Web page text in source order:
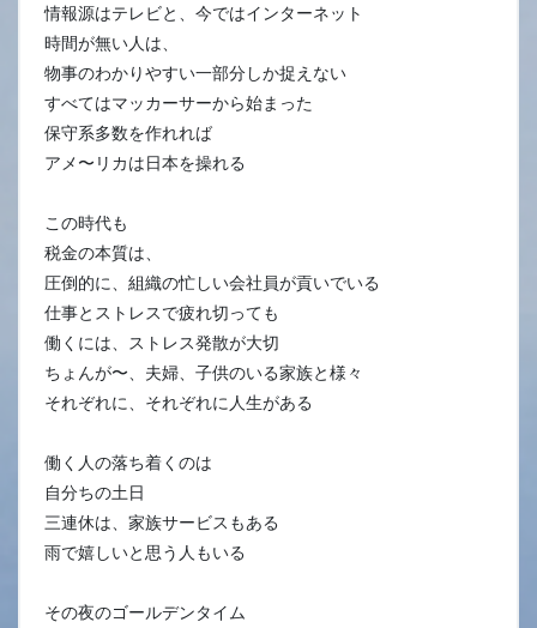
情報源はテレビと、今ではインターネット
時間が無い人は、
物事のわかりやすい一部分しか捉えない
すべてはマッカーサーから始まった
保守系多数を作れれば
アメ〜リカは日本を操れる
この時代も
税金の本質は、
圧倒的に、組織の忙しい会社員が貢いでいる
仕事とストレスで疲れ切っても
働くには、ストレス発散が大切
ちょんが〜、夫婦、子供のいる家族と様々
それぞれに、それぞれに人生がある
働く人の落ち着くのは
自分ちの土日
三連休は、家族サービスもある
雨で嬉しいと思う人もいる
その夜のゴールデンタイム